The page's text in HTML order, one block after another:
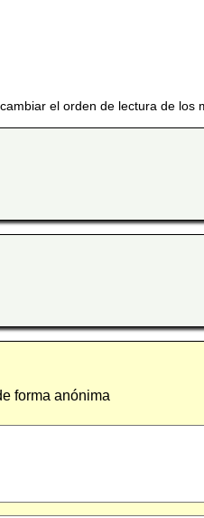
el orden de lectura de los
forma anónima